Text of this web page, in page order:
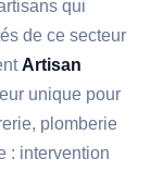
qui
de ce secteur
Artisan
unique pour
plomberie
: intervention